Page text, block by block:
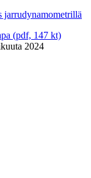
jarrudynamometrillä
(pdf, 147 kt)
2024